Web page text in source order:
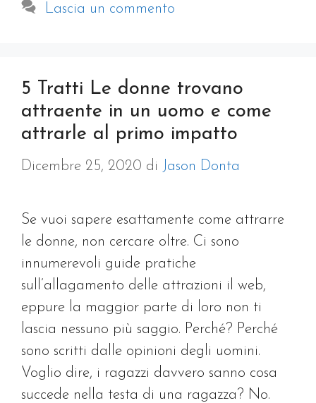
Lascia un commento
5 Tratti Le donne trovano
attraente in un uomo e come
attrarle al primo impatto
Dicembre 25, 2020 di Jason Donta
Se vuoi sapere esattamente come attrarre
le donne, non cercare oltre. Ci sono
innumerevoli guide pratiche
sull’allagamento delle attrazioni il web,
eppure la maggior parte di loro non ti
lascia nessuno più saggio. Perché? Perché
sono scritti dalle opinioni degli uomini.
Voglio dire, i ragazzi davvero sanno cosa
succede nella testa di una ragazza? No.